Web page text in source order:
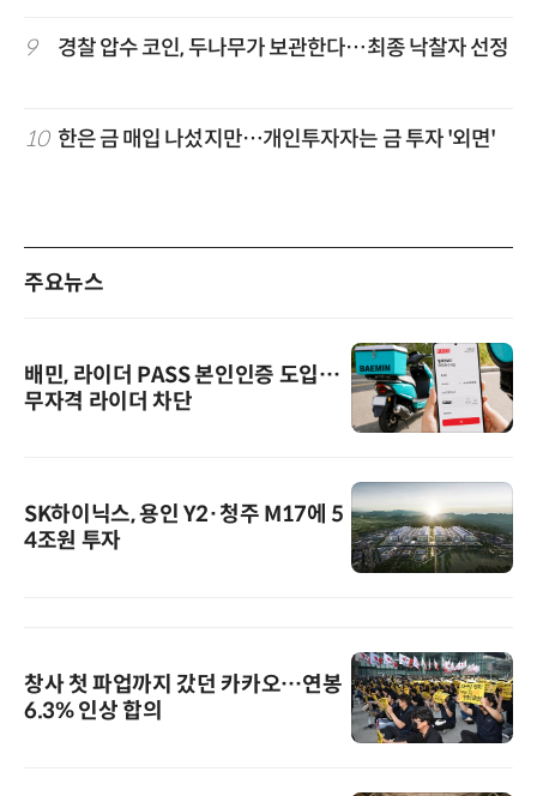
9 경찰 압수 코인, 두나무가 보관한다…최종 낙찰자 선정
10 한은 금 매입 나섰지만…개인투자자는 금 투자 '외면'
주요뉴스
배민, 라이더 PASS 본인인증 도입…
무자격 라이더 차단
SK하이닉스, 용인 Y2·청주 M17에 5
4조원 투자
창사 첫 파업까지 갔던 카카오…연봉
6.3% 인상 합의